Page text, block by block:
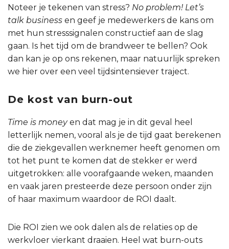
Noteer je tekenen van stress? No problem! Let’s
talk business en geef je medewerkers de kans om
met hun stresssignalen constructief aan de slag
gaan. Is het tijd om de brandweer te bellen? Ook
dan kan je op ons rekenen, maar natuurlijk spreken
we hier over een veel tijdsintensiever traject.
De kost van burn-out
Time is moneyen dat mag je in dit geval heel
letterlijk nemen, vooral als je de tijd gaat berekenen
die de ziekgevallen werknemer heeft genomen om
tot het punt te komen dat de stekker er werd
uitgetrokken: alle voorafgaande weken, maanden
en vaak jaren presteerde deze persoon onder zijn
of haar maximum waardoor de ROI daalt.
Die ROI zien we ook dalen als de relaties op de
werkvloer vierkant draaien. Heel wat burn-outs